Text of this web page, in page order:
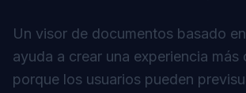
Un visor de documentos basado
ayuda a crear una experiencia más
porque los usuarios pueden